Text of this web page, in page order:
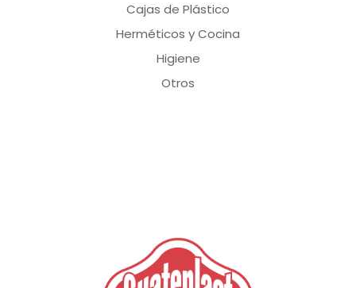
Cajas de Plástico
Herméticos y Cocina
Higiene
Otros